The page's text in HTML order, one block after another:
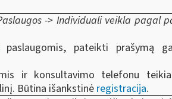
-> Individuali veikla pagal
paslaugomis, pateikti prašymą
ir konsultavimo telefonu
Būtina išankstinė registracija.